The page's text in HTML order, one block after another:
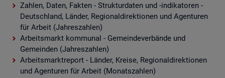
Zahlen, Daten, Fakten - Strukturdaten und -indikatoren -
Deutschland, Länder, Regionaldirektionen und Agenturen
für Arbeit (Jahreszahlen)
Arbeitsmarkt kommunal - Gemeindeverbände und
Gemeinden (Jahreszahlen)
Arbeitsmarktreport - Länder, Kreise, Regionaldirektionen
und Agenturen für Arbeit (Monatszahlen)